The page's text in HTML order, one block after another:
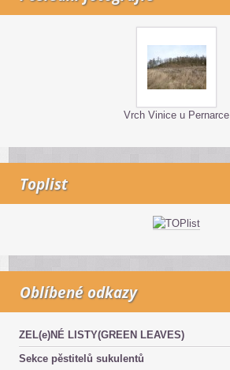
Vrch Vinice u Pernarce
Toplist
Oblíbené odkazy
ZEL(e)NÉ LISTY(GREEN LEAVES)
Sekce pěstitelů sukulentů